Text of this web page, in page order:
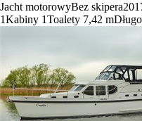
Jacht motorowyBez skipera
1Kabiny 1Toalety 7,42 m